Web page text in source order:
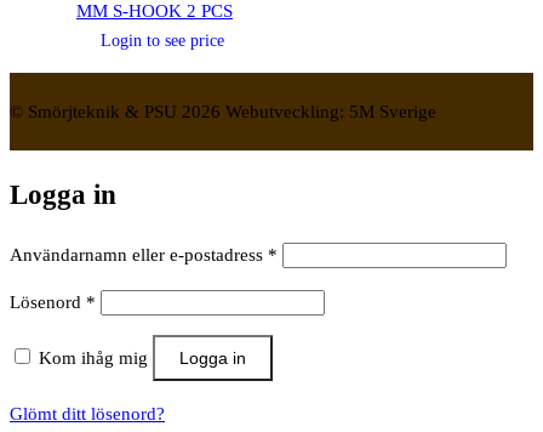
MM S-HOOK 2 PCS
Login to see price
© Smörjteknik & PSU 2026 Webutveckling: 5M Sverige
Logga in
Användarnamn eller e-postadress *
Lösenord *
Kom ihåg mig Logga in
Glömt ditt lösenord?